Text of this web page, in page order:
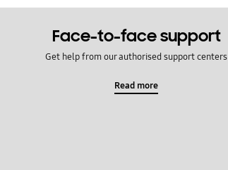
Face-to-face support
Get help from our authorised support centers
Read more